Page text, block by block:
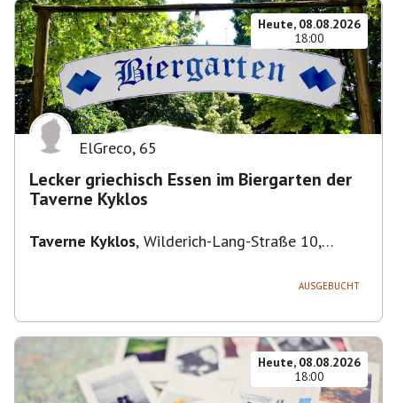
Heute, 08.08.2026
18:00
ElGreco, 65
Lecker griechisch Essen im Biergarten der
Taverne Kyklos
Taverne Kyklos, Wilderich-Lang-Straße 10,
AUSGEBUCHT
Heute, 08.08.2026
18:00